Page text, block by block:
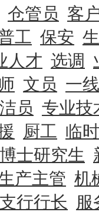
仓管员 客
工 保安
人才 选调
文员 一
员 专业技
厨工 临
博士研究生
产主管 机
支行行长 服